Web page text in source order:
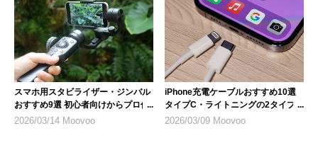
スマホ用スタビライザー・ジンバル
おすすめ9選 初心者向けからプロ仕
様まで
2026/03/14 Moovoo
iPhone充電ケーブルおすすめ10選
タイプC・ライトニングの2タイプ
を紹介
2026/03/09 Moovoo